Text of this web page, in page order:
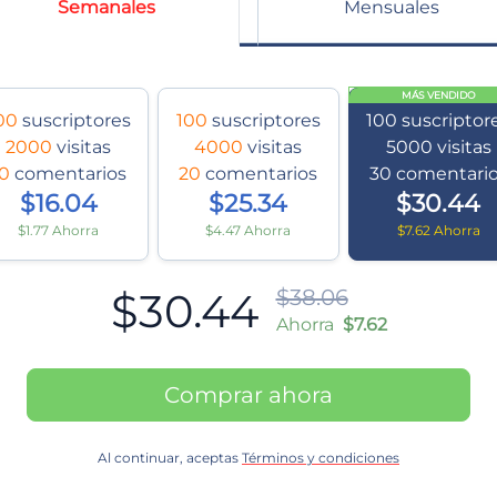
Semanales Mensuales
suscriptores
2000visitas
comentarios
$16.04
$1.77 Ahorra
100 suscriptores
4000visitas
20comentarios
$25.34
$4.47 Ahorra
MÁS VENDIDO
100
5000 visitas
30
$30.44
$7.62 Ahorra
$30.44 $38.06
Ahorra $7.62
Comprar ahora
Al continuar, aceptas Términos y condiciones